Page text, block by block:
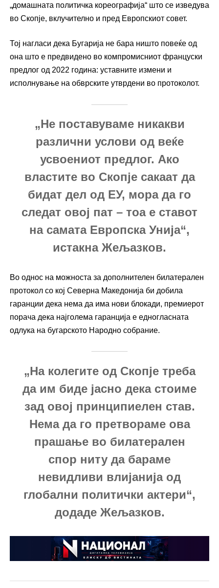
„домашната политичка кореографија“ што се изведува
во Скопје, вклучително и пред Европскиот совет.
Тој нагласи дека Бугарија не бара ништо повеќе од
она што е предвидено во компромисниот француски
предлог од 2022 година: уставните измени и
исполнување на обврските утврдени во протоколот.
„Не поставуваме никакви
различни услови од веќе
усвоениот предлог. Ако
властите во Скопје сакаат да
бидат дел од ЕУ, мора да го
следат овој пат – тоа е ставот
на самата Европска Унија“,
истакна Жељазков.
Во однос на можноста за дополнителен билатерален
протокол со кој Северна Македонија би добила
гаранции дека нема да има нови блокади, премиерот
порача дека најголема гаранција е едногласната
одлука на бугарското Народно собрание.
„На колегите од Скопје треба
да им биде јасно дека стоиме
зад овој принципиелен став.
Нема да го претвораме ова
прашање во билатерален
спор ниту да бараме
невидливи влијанија од
глобални политички актери“,
додаде Жељазков.